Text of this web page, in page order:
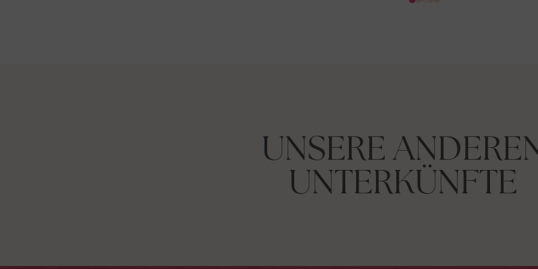
UNSERE
UNTERKÜNFTE